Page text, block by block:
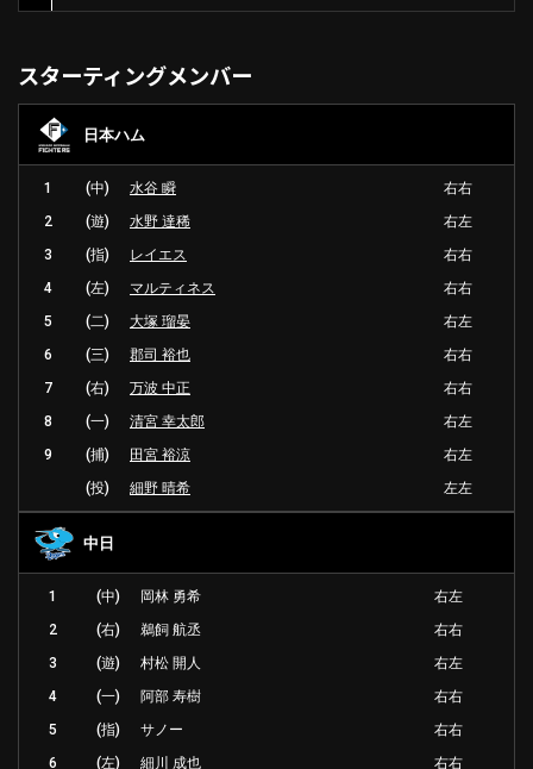
スターティングメンバー
日本ハム
1 (中) 水谷 瞬
右右
2
(遊) 水野 達稀
右左
3
(指) レイエス
右右
4
(左) マルティネス
右右
5
(二) 大塚 瑠晏
右左
6
(三) 郡司 裕也
右右
7
(右) 万波 中正
右右
8
(一) 清宮 幸太郎
右左
9
(捕) 田宮 裕涼
右左
(投)
細野 晴希 左左
中日
1 (中) 岡林 勇希
右左
2
(右) 鵜飼 航丞
右右
3
(遊) 村松 開人
右左
4
(一) 阿部 寿樹
右右
5
(指) サノー
右右
6
(左) 細川 成也
右右